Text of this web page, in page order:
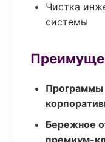
Чистка
системы
Программы
Бережное
премиум-